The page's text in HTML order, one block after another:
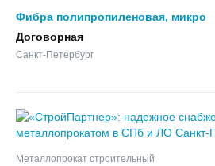
Фибра полипропиленовая, микро
Договорная
Санкт-Петербург
Металлопрокат строительный